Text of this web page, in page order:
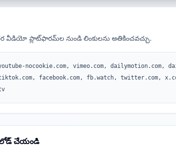
వీడియో ప్లాట్‌ఫారమ్‌ల నుండి లింకులను అతికించవచ్చు.
nocookie.com, vimeo.com, dailymotion.com,
facebook.com, fb.watch, twitter.com,
చేయండి